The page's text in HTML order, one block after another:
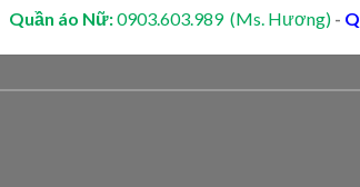
Quần áo Nữ:0903.603.989 (Ms. Hương) -